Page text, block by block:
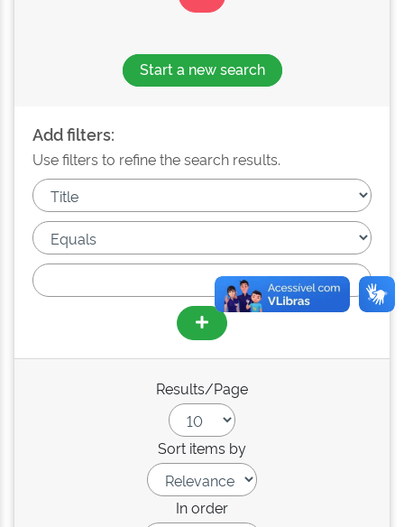
Start a new search
Add filters:
Use filters to refine the search results.
Results/Page
Sort items by
In order